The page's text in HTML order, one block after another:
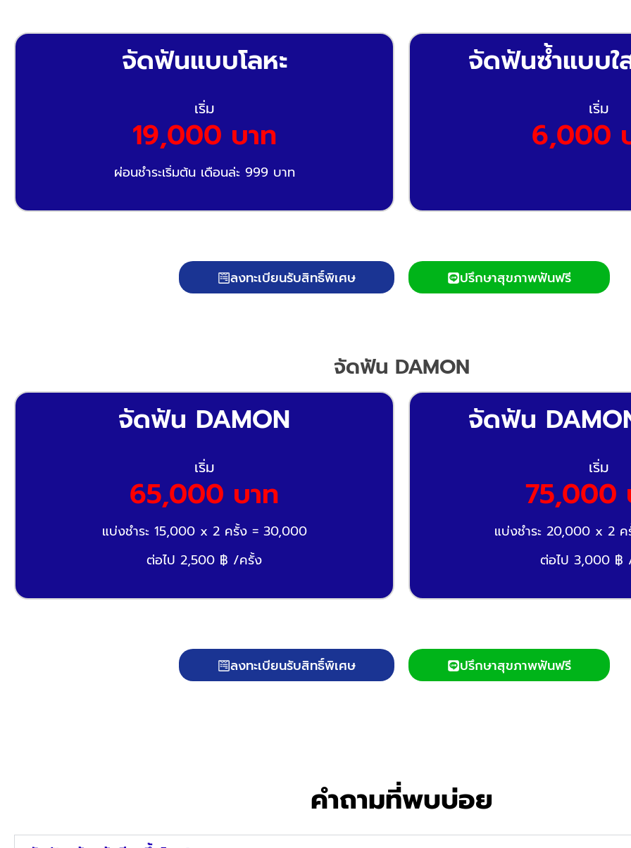
จัดฟันแบบโลหะ
เริ่ม
19,000 บาท
ผ่อนชำระเริ่มต้น เดือนล่ะ 999 บาท
จัดฟันซ้ำแบบ
เริ่ม
6,000
ลงทะเบียนรับสิทธิ์พิเศษ ปรึกษาสุขภาพฟันฟรี
จัดฟัน DAMON
จัดฟัน DAMON
เริ่ม
65,000 บาท
แบ่งชำระ 15,000 x 2 ครั้ง = 30,000
ต่อไป 2,500 ฿ /ครั้ง
จัดฟัน
เริ่ม
75,000
แบ่งชำระ 20,000 x 2
ต่อไป 3,000 ฿
ลงทะเบียนรับสิทธิ์พิเศษ ปรึกษาสุขภาพฟันฟรี
คำถามที่พบบ่อย